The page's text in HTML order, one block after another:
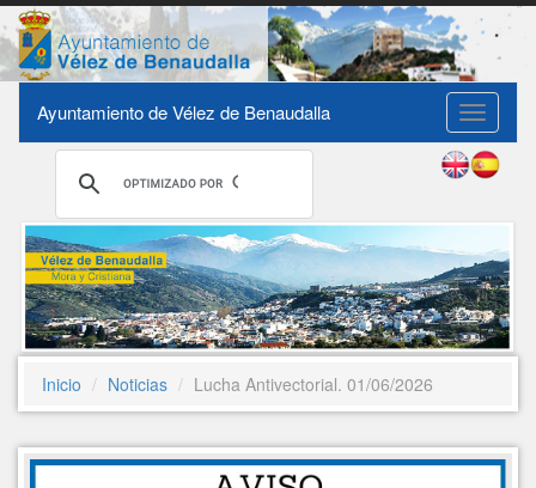
Toggle
Ayuntamiento de Vélez de Benaudalla
Inicio Noticias Lucha Antivectorial. 01/06/2026